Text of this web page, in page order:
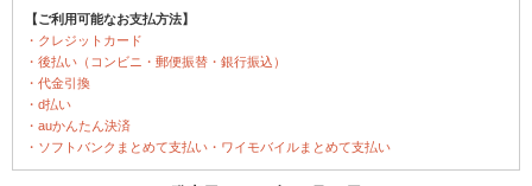
【ご利用可能なお支払方法】
・クレジットカード
・後払い（コンビニ・郵便振替・銀行振込）
・代金引換
・d払い
・auかんたん決済
・ソフトバンクまとめて支払い・ワイモバイルまとめて支払い